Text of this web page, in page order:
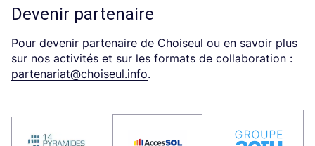
Devenir partenaire
Pour devenir partenaire de Choiseul ou en savoir plus
sur nos activités et sur les formats de collaboration :
partenariat@choiseul.info.